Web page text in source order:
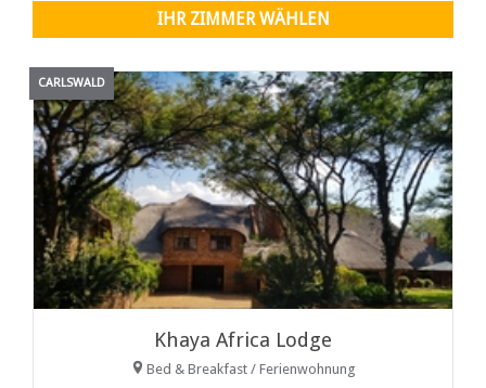
Kühlschrank, einen Backofen, eine Mikrowelle
und einen
IHR ZIMMER WÄHLEN
CARLSWALD
Khaya Africa Lodge
Bed & Breakfast / Ferienwohnung